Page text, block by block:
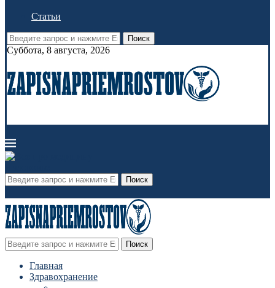
Статьи
Поиск
Суббота, 8 августа, 2026
Поиск
Поиск
Главная
Здравохранение